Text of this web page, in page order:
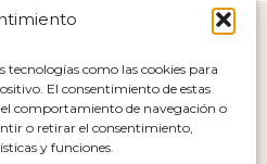
tecnologías como las cookies para
El consentimiento de estas
comportamiento de navegación o
o retirar el consentimiento,
y funciones.